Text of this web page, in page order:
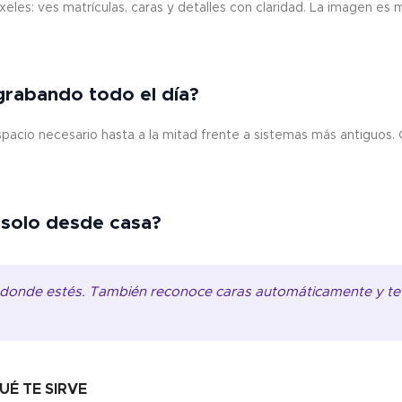
ves matrículas, caras y detalles con claridad. La imagen
todo el día?
necesario hasta a la mitad frente a sistemas más
desde casa?
estés. También reconoce caras automáticamente y
TE SIRVE